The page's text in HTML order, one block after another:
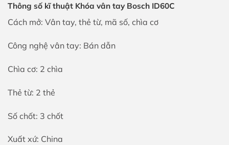
là:
12.800.000 đ.
tại
là:
Thông số kĩ thuật Khóa vân tay Bosch ID60C
Cách mở: Vân tay, thẻ từ, mã số, chìa cơ
Công nghệ vân tay: Bán dẫn
Chìa cơ: 2 chìa
Thẻ từ: 2 thẻ
Số chốt: 3 chốt
Xuất xứ: China